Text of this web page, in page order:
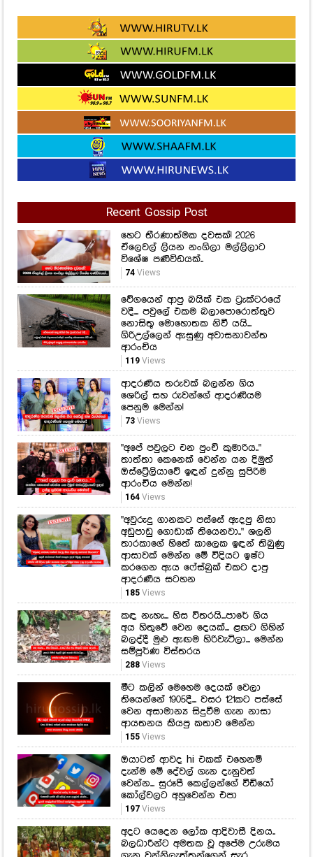
Recent Gossip Post
හෙට තීරණාත්මක දවසක්! 2026
ඒලෙවල් ලියන නංගිලා මල්ලිලාට
විශේෂ පණිවිඩයක්..
වේගයෙන් ආපු බයික් එක ට්‍රැක්ටරයේ
වදී... පවුලේ එකම බලාපොරොත්තුව
නොසිතූ මොහොතක නිවී යයි...
ගිරිඋල්ලෙන් ඇසුණු අවාසනාවන්ත
ආරංචිය
ආදරණීය තරුවක් බලන්න ගිය
ශෙරිල් සහ රුවන්ගේ ආදරණීයම
පෙනුම මෙන්න!
73Views
"අපේ පවුලට එන පුංචි කුමාරිය.."
තාත්තා කෙනෙක් වෙන්න යන දිමුත්
ඔස්ට්‍රේලියාවේ ඉඳන් දුන්නු සුපිරිම
ආරංචිය මෙන්න!
164Views
"අවුරුදු ගානකට පස්සේ ඇදපු නිසා
අඩුපාඩු ගොඩාක් තියෙනවා.." ශලනි
තාරකාගේ හිතේ කාලෙක ඉඳන් තිබුණු
ආසාවක් මෙන්න මේ විදියට ඉෂ්ට
කරගෙන ඇය ෆේස්බුක් එකට දාපු
ආදරණීය සටහන
185 Views
කඳ නැහැ... හිස විතරයි...පාරේ ගිය
අය හිතුවේ වෙන දෙයක්... ළඟට ගිහින්
බලද්දී මුළු ඇඟම හිරිවැටිලා... මෙන්න
සම්පූර්ණ විස්තරය
288
මීට කලින් මෙහෙම දෙයක් වෙලා
තියෙන්නේ 1905දී... වසර 121කට පස්සේ
වෙන අසාමාන්‍ය සිදුවීම ගැන නාසා
ආයතනය කියපු කතාව මෙන්න
155Views
ඔයාටත් ආවද hi එකක් එහෙනම්
දැන්ම මේ දේවල් ගැන දැනුවත්
වෙන්න... සුරූපී කෙල්ලන්ගේ වීඩියෝ
කෝල්වලට අහුවෙන්න එපා
197
අදට යෙදෙන ලෝක ආදිවාසී දිනය..
බලධාරීන්ට අමතක වූ අපේම උරුමය
ගැන වන්නිලැත්තන්ගෙන් සැර
කතාවක්!
139Views
අපිට හිනා ගෙනාපු බින්දුගේ මූණට
සැබෑම හිනාවක් ගෙනාපු ඒ සුපිරි
තෑග්ග!